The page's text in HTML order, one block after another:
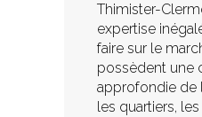
Thimister-
expertise
faire sur le
possèdent une
approfondie de
les quartiers,